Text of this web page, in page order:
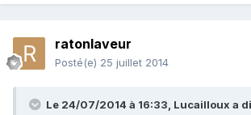
ratonlaveur
Posté(e) 25 juillet 2014
Le 24/07/2014 à 16:33, Lucailloux a